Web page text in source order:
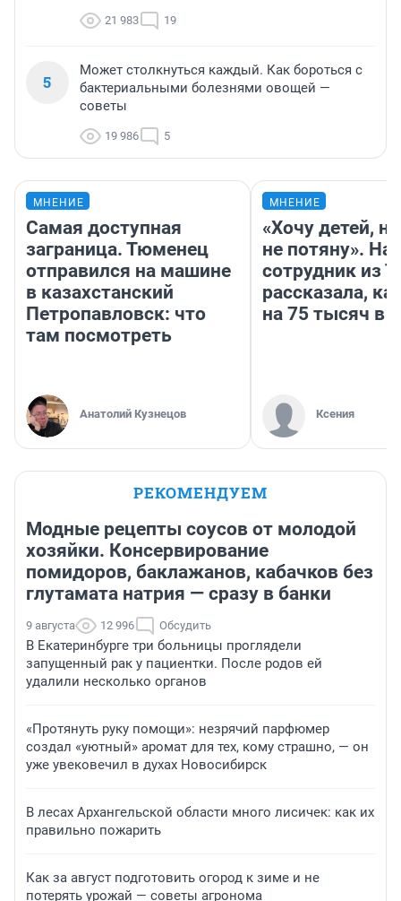
21 983 19
5
Может столкнуться каждый. Как бороться с
бактериальными болезнями овощей —
советы
19 986 5
МНЕНИЕ
Самая доступная
заграница. Тюменец
отправился на машине
в казахстанский
Петропавловск: что
там посмотреть
Анатолий Кузнецов
МНЕНИЕ
«Хочу детей,
не потяну».
сотрудник из
рассказала,
на 75 тысяч в
Ксения
РЕКОМЕНДУЕМ
Модные рецепты соусов от молодой
хозяйки. Консервирование
помидоров, баклажанов, кабачков без
глутамата натрия — сразу в банки
9 августа 12 996 Обсудить
В Екатеринбурге три больницы проглядели
запущенный рак у пациентки. После родов ей
удалили несколько органов
«Протянуть руку помощи»: незрячий парфюмер
создал «уютный» аромат для тех, кому страшно, — он
уже увековечил в духах Новосибирск
В лесах Архангельской области много лисичек: как их
правильно пожарить
Как за август подготовить огород к зиме и не
потерять урожай — советы агронома